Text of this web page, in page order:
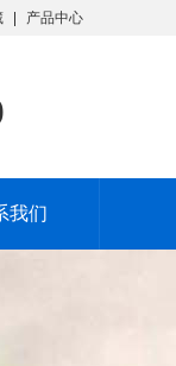
产品中心
我们